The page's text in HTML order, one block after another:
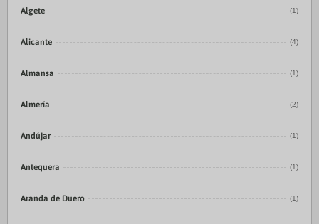
Algete (1)
Alicante (4)
Almansa (1)
Almería (2)
Andújar (1)
Antequera (1)
Aranda de Duero (1)